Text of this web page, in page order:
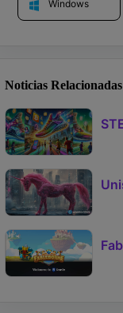
Windows
Noticias Relacionadas